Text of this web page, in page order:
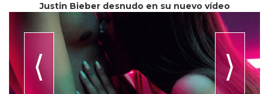
Justin Bieber desnudo en su nuevo vídeo
⟨ ⟩